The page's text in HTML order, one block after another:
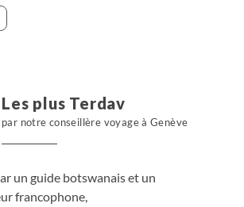
à la recherche des grands animaux
l'Afrique, au plus près d'une faune
buffles, crocodiles, antilopes et une
Chaque safari est une immersion
unes des plus belles réserves
de retrouver chaque soir le confort de
sous un ciel étoilé.
Les plus Terdav
par notre conseillère voyage à Genève
un guide botswanais et un
francophone,